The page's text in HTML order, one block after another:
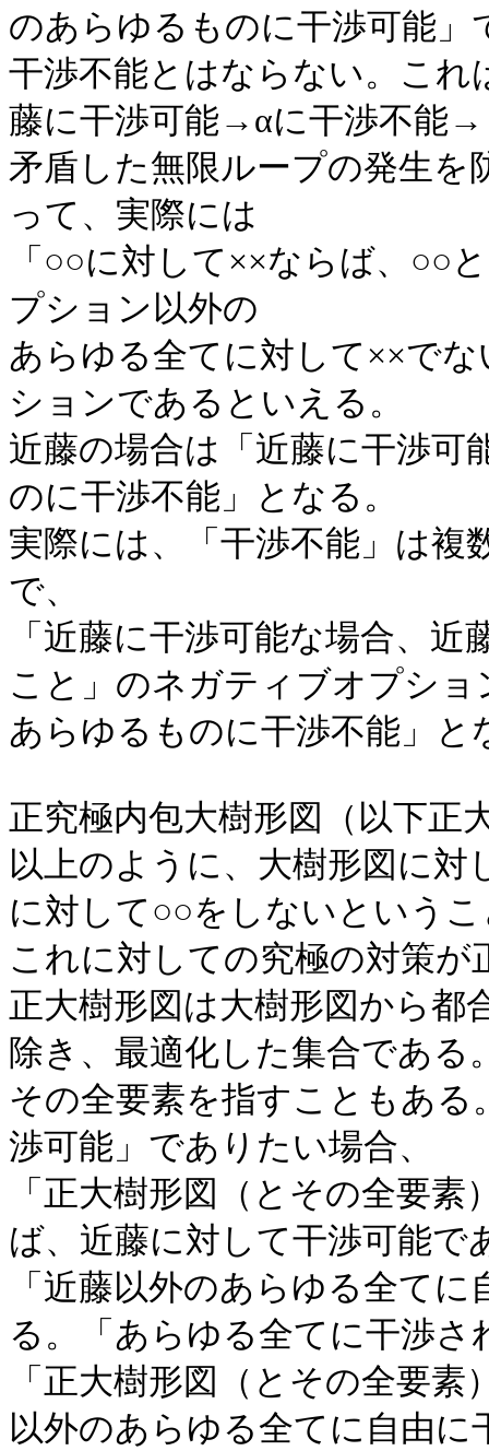
のあらゆるものに干渉可能」
干渉不能とはならない。こ
藤に干渉可能→αに干渉不能→
矛盾した無限ループの発生を
って、実際には
「○○に対して××ならば、○○
プション以外の
あらゆる全てに対して××で
ションであるといえる。
近藤の場合は「近藤に干渉可
のに干渉不能」となる。
実際には、「干渉不能」は
で、
「近藤に干渉可能な場合、
こと」のネガティブオプショ
あらゆるものに干渉不能」と
正究極内包大樹形図（以下正
以上のように、大樹形図に
に対して○○をしないという
これに対しての究極の対策が
正大樹形図は大樹形図から
除き、最適化した集合である
その全要素を指すこともあ
渉可能」でありたい場合、
「正大樹形図（とその全要
ば、近藤に対して干渉可能で
「近藤以外のあらゆる全て
る。「あらゆる全てに干渉さ
「正大樹形図（とその全要
以外のあらゆる全てに自由に